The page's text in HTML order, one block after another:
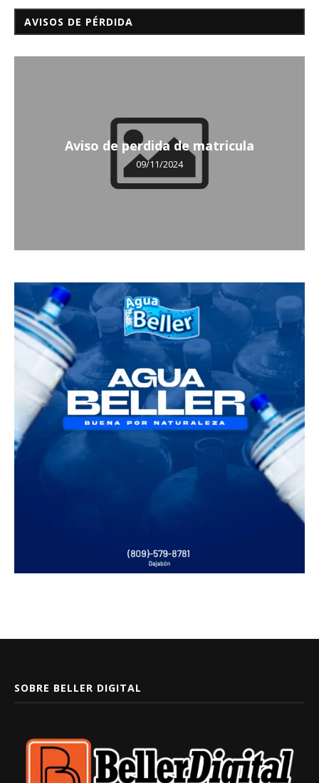
AVISOS DE PÉRDIDA
Aviso de perdida de matricula
09/11/2024
SOBRE BELLER DIGITAL